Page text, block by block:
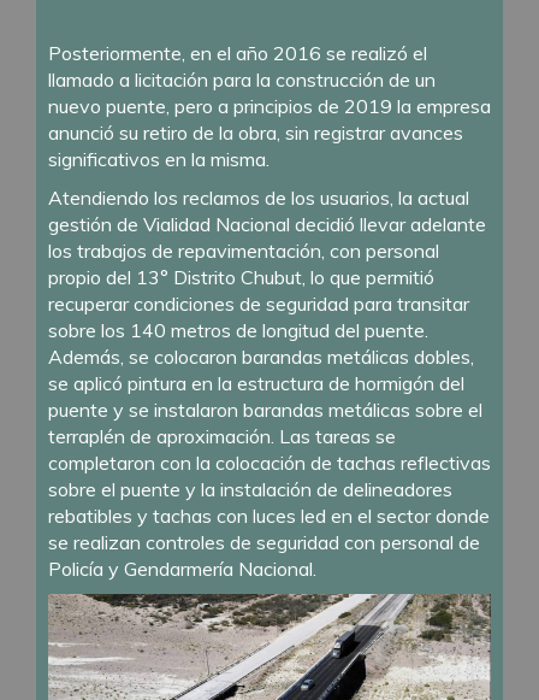
Posteriormente, en el año 2016 se realizó el
llamado a licitación para la construcción de un
nuevo puente, pero a principios de 2019 la empresa
anunció su retiro de la obra, sin registrar avances
significativos en la misma.
Atendiendo los reclamos de los usuarios, la actual
gestión de Vialidad Nacional decidió llevar adelante
los trabajos de repavimentación, con personal
propio del 13° Distrito Chubut, lo que permitió
recuperar condiciones de seguridad para transitar
sobre los 140 metros de longitud del puente.
Además, se colocaron barandas metálicas dobles,
se aplicó pintura en la estructura de hormigón del
puente y se instalaron barandas metálicas sobre el
terraplén de aproximación. Las tareas se
completaron con la colocación de tachas reflectivas
sobre el puente y la instalación de delineadores
rebatibles y tachas con luces led en el sector donde
se realizan controles de seguridad con personal de
Policía y Gendarmería Nacional.